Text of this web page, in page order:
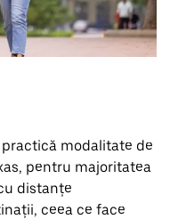
modalitate de
pentru majoritatea
distanțe
ceea ce face